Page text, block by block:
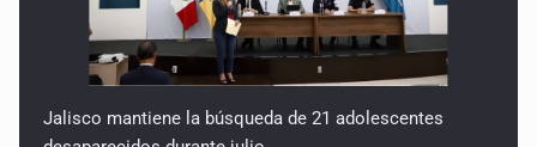
Jalisco mantiene la búsqueda de 21 adolescentes